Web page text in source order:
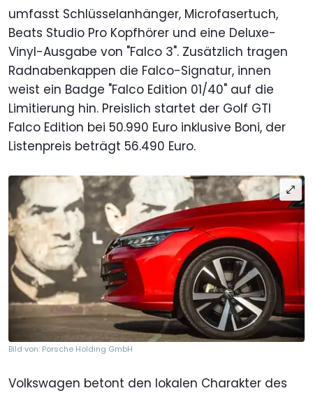
umfasst Schlüsselanhänger, Microfasertuch,
Beats Studio Pro Kopfhörer und eine Deluxe-
Vinyl-Ausgabe von "Falco 3". Zusätzlich tragen
Radnabenkappen die Falco-Signatur, innen
weist ein Badge "Falco Edition 01/40" auf die
Limitierung hin. Preislich startet der Golf GTI
Falco Edition bei 50.990 Euro inklusive Boni, der
Listenpreis beträgt 56.490 Euro.
Bild von: Porsche Holding GmbH
Volkswagen betont den lokalen Charakter des